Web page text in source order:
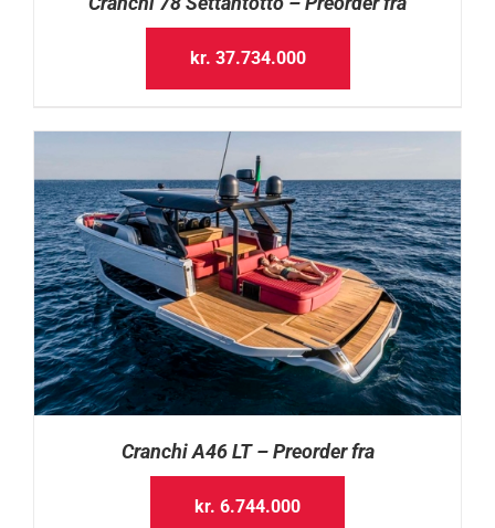
kr. 37.734.000
Cranchi A46 LT – Preorder fra
kr. 6.744.000